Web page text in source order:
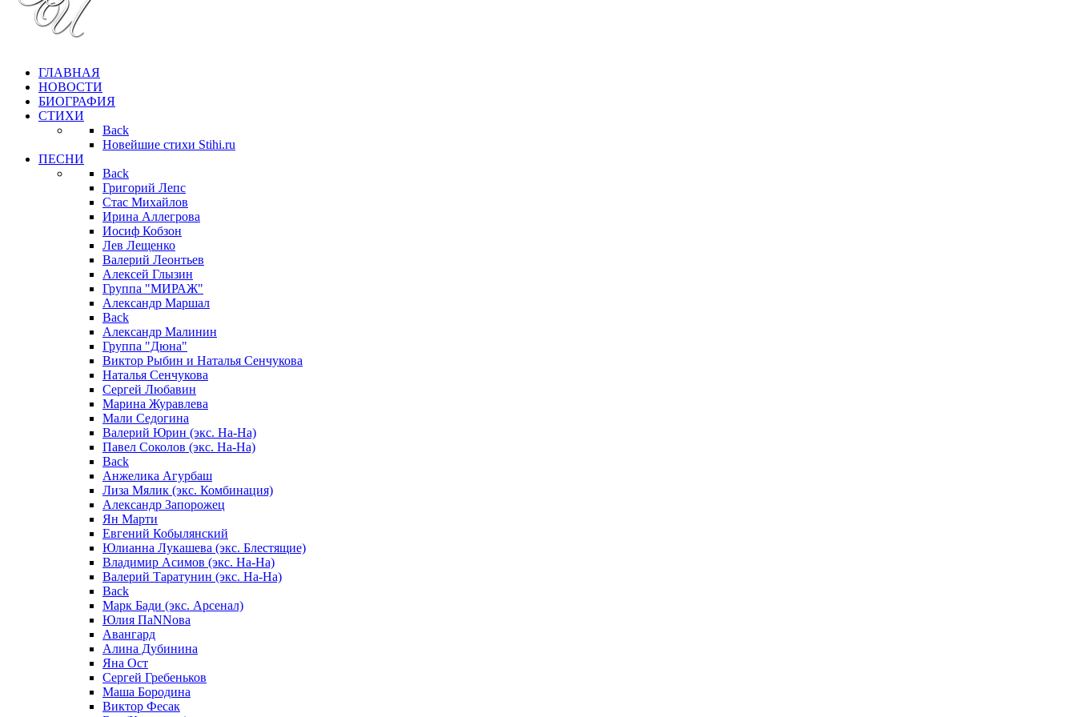
ГЛАВНАЯ
НОВОСТИ
БИОГРАФИЯ
СТИХИ
Back
Новейшие стихи Stihi.ru
ПЕСНИ
Back
Григорий Лепс
Стас Михайлов
Ирина Аллегрова
Иосиф Кобзон
Лев Лещенко
Валерий Леонтьев
Алексей Глызин
Группа "МИРАЖ"
Александр Маршал
Back
Александр Малинин
Группа "Дюна"
Виктор Рыбин и Наталья Сенчукова
Наталья Сенчукова
Сергей Любавин
Марина Журавлева
Мали Седогина
Валерий Юрин (экс. На-На)
Павел Соколов (экс. На-На)
Back
Анжелика Агурбаш
Лиза Мялик (экс. Комбинация)
Александр Запорожец
Ян Марти
Евгений Кобылянский
Юлианна Лукашева (экс. Блестящие)
Владимир Асимов (экс. На-На)
Валерий Таратунин (экс. На-На)
Back
Марк Бади (экс. Арсенал)
Юлия ПаNNова
Авангард
Алина Дубинина
Яна Ост
Сергей Гребеньков
Маша Бородина
Виктор Фесак